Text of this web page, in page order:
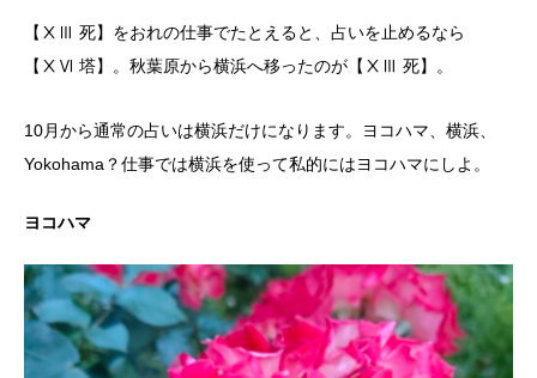
【ⅩⅢ 死】をおれの仕事でたとえると、占いを止めるなら
【ⅩⅥ 塔】。秋葉原から横浜へ移ったのが【ⅩⅢ 死】。
10月から通常の占いは横浜だけになります。ヨコハマ、横浜、
Yokohama？仕事では横浜を使って私的にはヨコハマにしよ。
ヨコハマ